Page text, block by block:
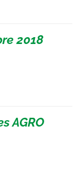
2018
AGRO